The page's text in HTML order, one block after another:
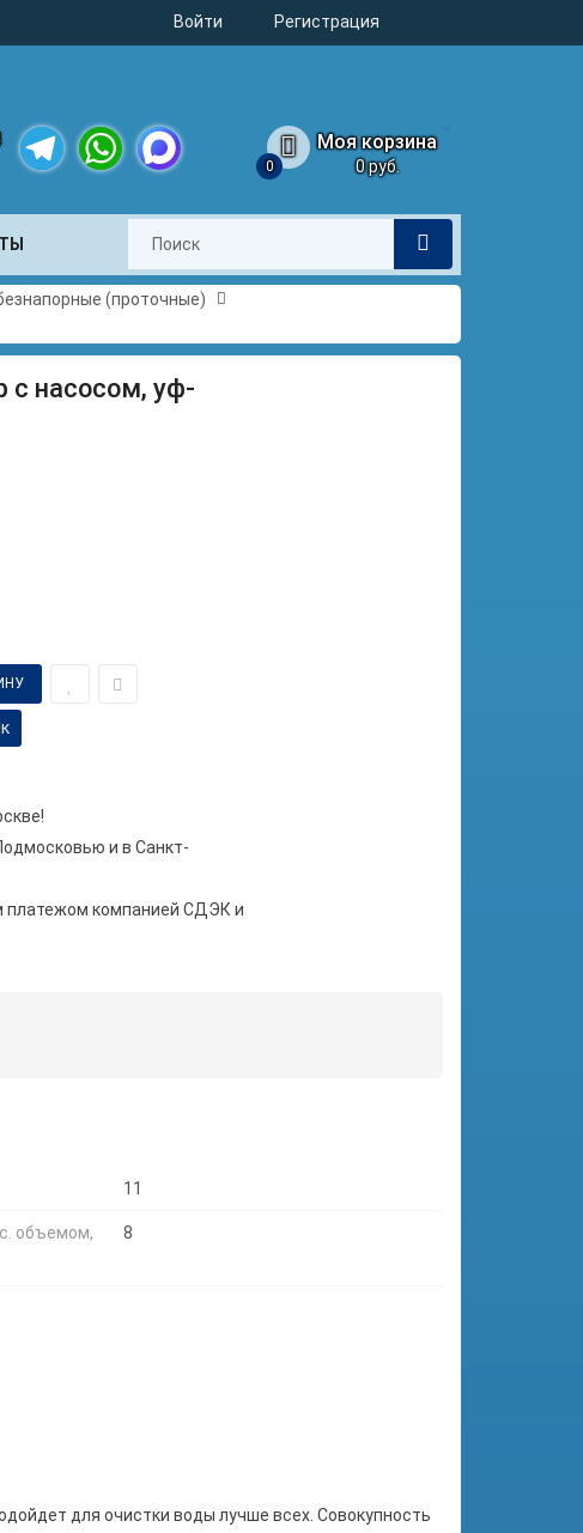
Войти Регистрация
Моя корзина
0 0 руб.
(проточные)
с насосом, уф-
и в Санкт-
платежом компанией СДЭК и
11
объемом,
8
для очистки воды лучше всех. Совокупность